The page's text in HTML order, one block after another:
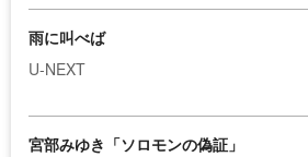
雨に叫べば
U-NEXT
宮部みゆき「ソロモンの偽証」